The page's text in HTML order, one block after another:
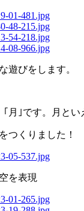
遊びをします。
月｣です。月とい
つくりました！
を表現